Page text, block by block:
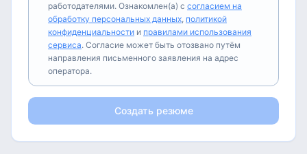
работодателями. Ознакомлен(а) с согласием на
обработку персональных данных, политикой
конфиденциальности и правилами использования
сервиса. Согласие может быть отозвано путём
направления письменного заявления на адрес
оператора.
Создать резюме